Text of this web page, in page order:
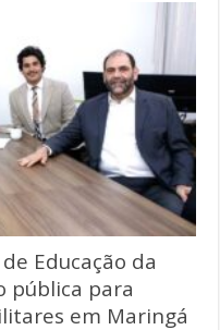
Educação da
pública para
em Maringá